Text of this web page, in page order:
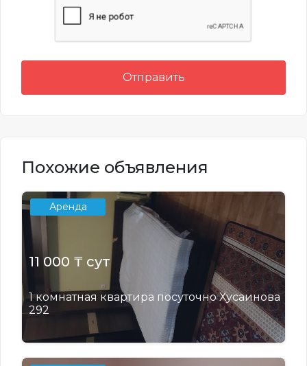
Отправить
Похожие объявления
Аренда
11 000 ₸ сут
1 комнатная квартира посуточно Хусаинова
292